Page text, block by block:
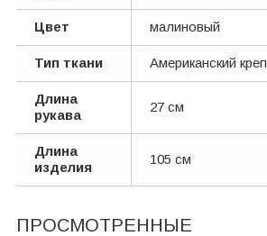
Цвет малиновый
Тип ткани Американский креп
Длина
рукава
27 см
Длина
изделия
105 см
ПРОСМОТРЕННЫЕ